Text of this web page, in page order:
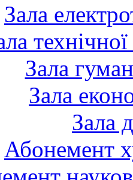
Зала
Зала
Зала
Зала
Абонемент